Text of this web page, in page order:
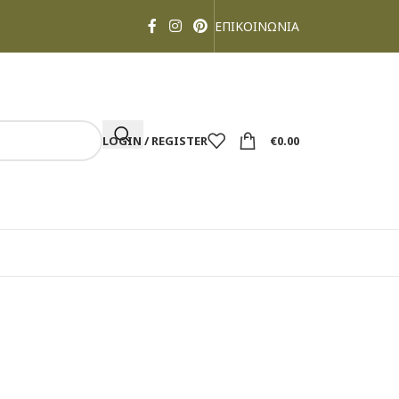
ΕΠΙΚΟΙΝΩΝΙΑ
LOGIN / REGISTER €0.00